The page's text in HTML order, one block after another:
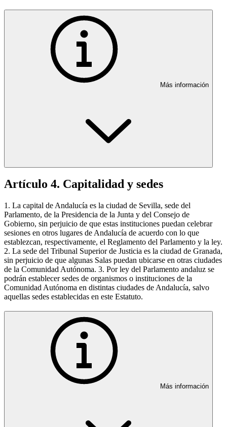
Más información
Artículo 4. Capitalidad y sedes
1. La capital de Andalucía es la ciudad de Sevilla, sede del
Parlamento, de la Presidencia de la Junta y del Consejo de
Gobierno, sin perjuicio de que estas instituciones puedan celebrar
sesiones en otros lugares de Andalucía de acuerdo con lo que
establezcan, respectivamente, el Reglamento del Parlamento y la ley.
2. La sede del Tribunal Superior de Justicia es la ciudad de Granada,
sin perjuicio de que algunas Salas puedan ubicarse en otras ciudades
de la Comunidad Autónoma. 3. Por ley del Parlamento andaluz se
podrán establecer sedes de organismos o instituciones de la
Comunidad Autónoma en distintas ciudades de Andalucía, salvo
aquellas sedes establecidas en este Estatuto.
Más información